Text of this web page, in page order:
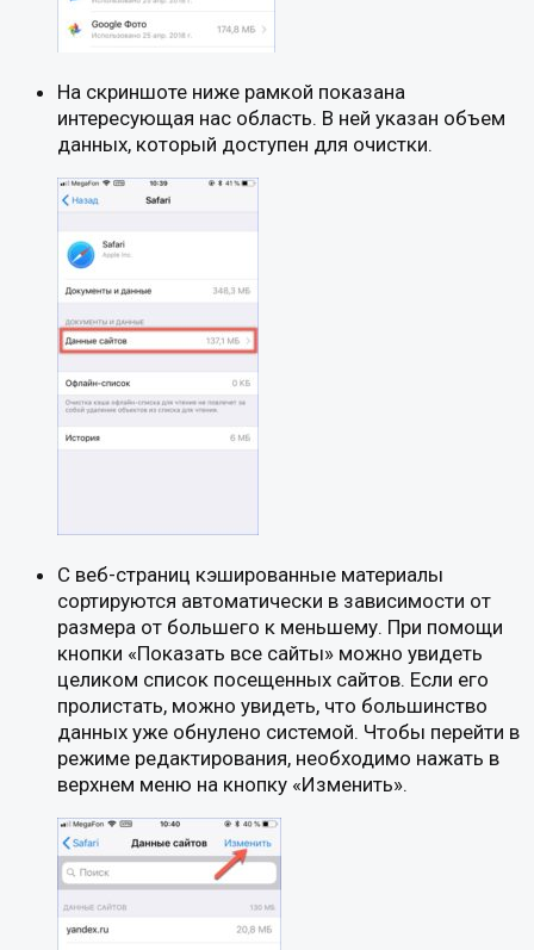
На скриншоте ниже рамкой показана
интересующая нас область. В ней указан объем
данных, который доступен для очистки.
С веб-страниц кэшированные материалы
сортируются автоматически в зависимости от
размера от большего к меньшему. При помощи
кнопки «Показать все сайты» можно увидеть
целиком список посещенных сайтов. Если его
пролистать, можно увидеть, что большинство
данных уже обнулено системой. Чтобы перейти в
режиме редактирования, необходимо нажать в
верхнем меню на кнопку «Изменить».